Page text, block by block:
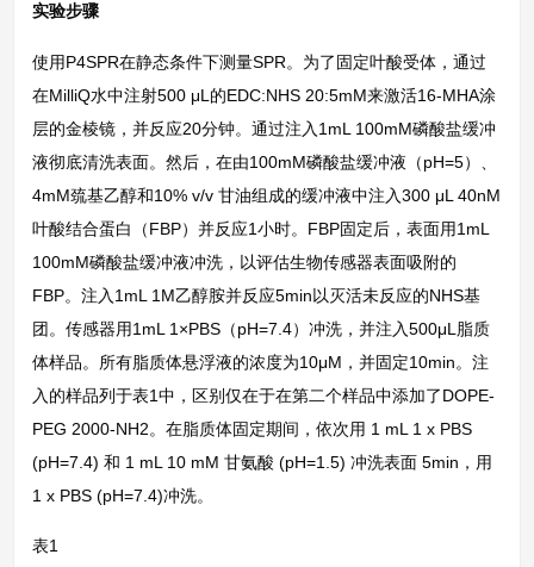
实验步骤
使用P4SPR在静态条件下测量SPR。为了固定叶酸受体，通过
在MilliQ水中注射500 μL的EDC:NHS 20:5mM来激活16-MHA涂
层的金棱镜，并反应20分钟。通过注入1mL 100mM磷酸盐缓冲
液彻底清洗表面。然后，在由100mM磷酸盐缓冲液（pH=5）、
4mM巯基乙醇和10% v/v 甘油组成的缓冲液中注入300 μL 40nM
叶酸结合蛋白（FBP）并反应1小时。FBP固定后，表面用1mL
100mM磷酸盐缓冲液冲洗，以评估生物传感器表面吸附的
FBP。注入1mL 1M乙醇胺并反应5min以灭活未反应的NHS基
团。传感器用1mL 1×PBS（pH=7.4）冲洗，并注入500μL脂质
体样品。所有脂质体悬浮液的浓度为10μM，并固定10min。注
入的样品列于表1中，区别仅在于在第二个样品中添加了DOPE-
PEG 2000-NH2。在脂质体固定期间，依次用 1 mL 1 x PBS
(pH=7.4) 和 1 mL 10 mM 甘氨酸 (pH=1.5) 冲洗表面 5min，用
1 x PBS (pH=7.4)冲洗。
表1